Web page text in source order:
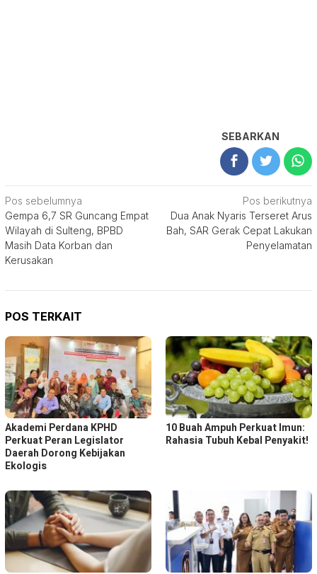
SEBARKAN
Navigasi
pos
Pos sebelumnya
Gempa 6,7 SR Guncang Empat
Wilayah di Sulteng, BPBD
Masih Data Korban dan
Kerusakan
Pos berikutnya
Dua Anak Nyaris Terseret Arus
Bah, SAR Gerak Cepat Lakukan
Penyelamatan
POS TERKAIT
Akademi Perdana KPHD
Perkuat Peran Legislator
Daerah Dorong Kebijakan
Ekologis
10 Buah Ampuh Perkuat Imun:
Rahasia Tubuh Kebal Penyakit!